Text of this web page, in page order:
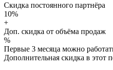
Скидка постоянного партнёра
10%
+
Доп. скидка от объёма продаж
%
Первые 3 месяца можно
Дополнительная скидка в этот